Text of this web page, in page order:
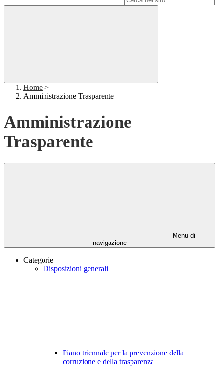
Home >
Amministrazione Trasparente
Amministrazione
Trasparente
Menu di
navigazione
Categorie
Disposizioni generali
Piano triennale per la prevenzione della
corruzione e della trasparenza